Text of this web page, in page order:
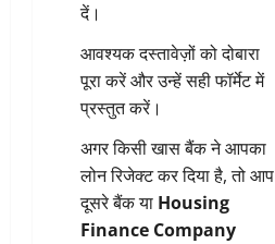
दें।
आवश्यक दस्तावेज़ों को दोबारा
पूरा करें और उन्हें सही फॉर्मेट में
प्रस्तुत करें।
अगर किसी खास बैंक ने आपका
लोन रिजेक्ट कर दिया है, तो आप
दूसरे बैंक या Housing
Finance Company